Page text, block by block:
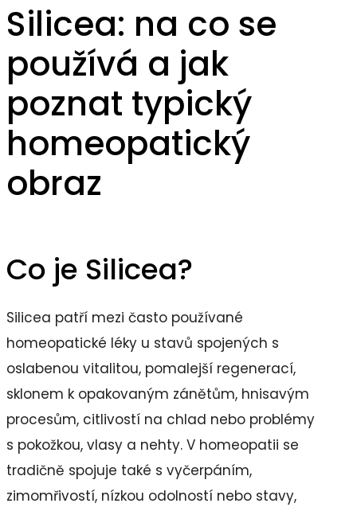
Silicea: na co se
používá a jak
poznat typický
homeopatický
obraz
Co je Silicea?
Silicea patří mezi často používané
homeopatické léky u stavů spojených s
oslabenou vitalitou, pomalejší regenerací,
sklonem k opakovaným zánětům, hnisavým
procesům, citlivostí na chlad nebo problémy
s pokožkou, vlasy a nehty. V homeopatii se
tradičně spojuje také s vyčerpáním,
zimomřivostí, nízkou odolností nebo stavy,